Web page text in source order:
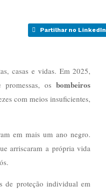
Partilhar no LinkedIn
casas e vidas. Em 2025,
promessas, osbombeiros
com meios insuficientes,
em mais um ano negro.
arriscaram a própria vida
de proteção individual em